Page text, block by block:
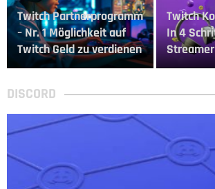
Twitch Partnerprogramm
– Nr. 1 Möglichkeit auf
Twitch Geld zu verdienen
Twitch
In 4
Streamer
DISCORD